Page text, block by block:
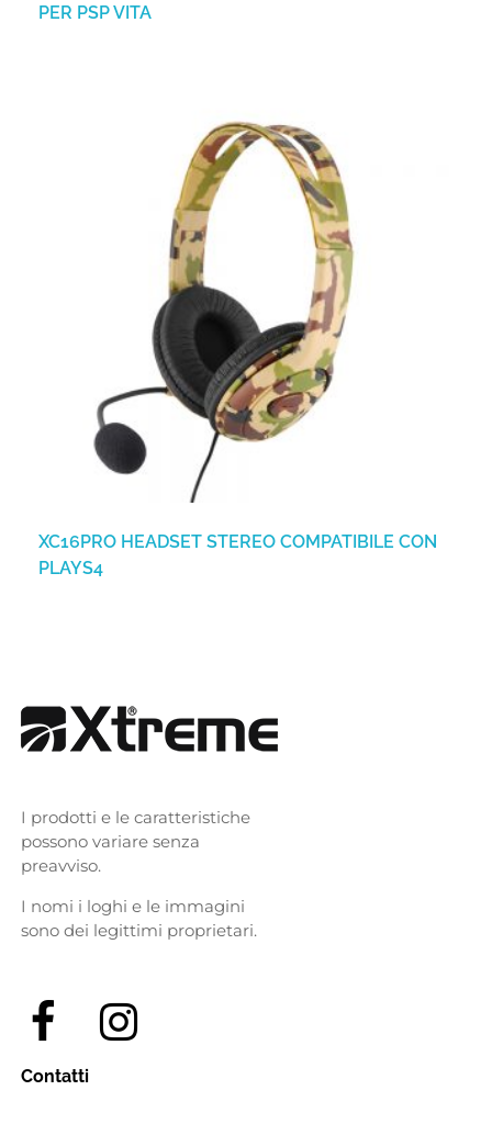
PER PSP VITA
XC16PRO HEADSET STEREO COMPATIBILE CON
PLAYS4
I prodotti e le caratteristiche
possono variare senza
preavviso.
I nomi i loghi e le immagini
sono dei legittimi proprietari.
Contatti